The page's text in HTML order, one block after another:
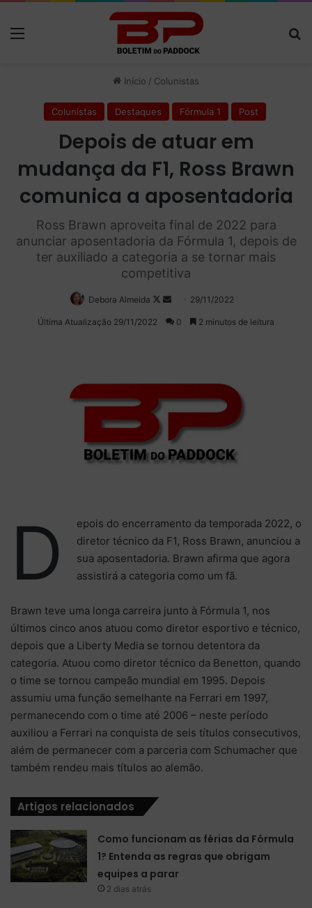
Início / Colunistas
Colunistas Destaques Fórmula 1 Post
Depois de atuar em
mudança da F1, Ross Brawn
comunica a aposentadoria
Ross Brawn aproveita final de 2022 para
anunciar aposentadoria da Fórmula 1, depois de
ter auxiliado a categoria a se tornar mais
competitiva
Debora Almeida
Follow
on
Mande
um
29/11/2022
Última Atualização 29/11/2022 0 2 minutos de leitura
D
epois do encerramento da temporada 2022, o
diretor técnico da F1, Ross Brawn, anunciou a
sua aposentadoria. Brawn afirma que agora
assistirá a categoria como um fã.
Brawn teve uma longa carreira junto à Fórmula 1, nos
últimos cinco anos atuou como diretor esportivo e técnico,
depois que a Liberty Media se tornou detentora da
categoria. Atuou como diretor técnico da Benetton, quando
o time se tornou campeão mundial em 1995. Depois
assumiu uma função semelhante na Ferrari em 1997,
permanecendo com o time até 2006 – neste período
auxiliou a Ferrari na conquista de seis títulos consecutivos,
além de permanecer com a parceria com Schumacher que
também rendeu mais títulos ao alemão.
Artigos relacionados
Como funcionam as férias da Fórmula
1? Entenda as regras que obrigam
equipes a parar
2 dias atrás